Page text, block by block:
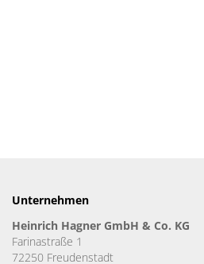
Unternehmen
Heinrich Hagner GmbH & Co. KG
Farinastraße 1
72250 Freudenstadt